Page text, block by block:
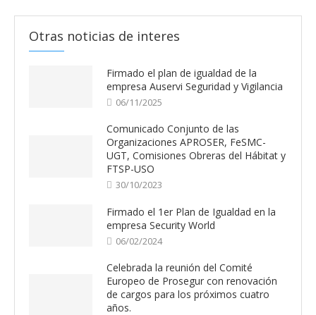
Otras noticias de interes
Firmado el plan de igualdad de la
empresa Auservi Seguridad y Vigilancia
06/11/2025
Comunicado Conjunto de las
Organizaciones APROSER, FeSMC-
UGT, Comisiones Obreras del Hábitat y
FTSP-USO
30/10/2023
Firmado el 1er Plan de Igualdad en la
empresa Security World
06/02/2024
Celebrada la reunión del Comité
Europeo de Prosegur con renovación
de cargos para los próximos cuatro
años.